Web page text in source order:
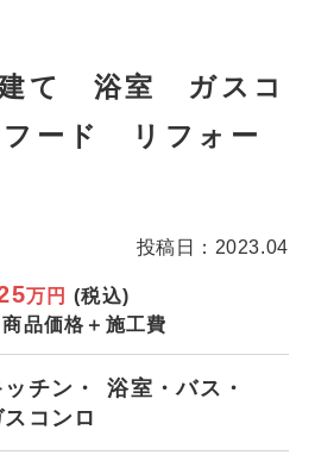
建て 浴室 ガスコ
ード リフォー
投稿日：2023.04
万円 (税込)
品価格＋施工費
ッチン
浴室・バス
スコンロ